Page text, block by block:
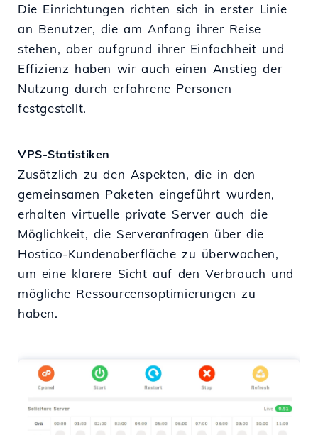
Die Einrichtungen richten sich in erster Linie
an Benutzer, die am Anfang ihrer Reise
stehen, aber aufgrund ihrer Einfachheit und
Effizienz haben wir auch einen Anstieg der
Nutzung durch erfahrene Personen
festgestellt.
VPS-Statistiken
Zusätzlich zu den Aspekten, die in den
gemeinsamen Paketen eingeführt wurden,
erhalten virtuelle private Server auch die
Möglichkeit, die Serveranfragen über die
Hostico-Kundenoberfläche zu überwachen,
um eine klarere Sicht auf den Verbrauch und
mögliche Ressourcensoptimierungen zu
haben.